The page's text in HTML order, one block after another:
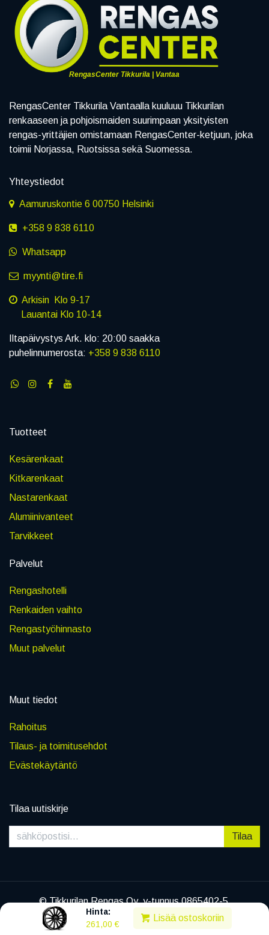
Hinta:
261,00 €
Lisää ostoskoriin
RengasCenter Tikkurila | Vantaa
RengasCenter Tikkurila Vantaalla kuuluuu Tikkurilan
renkaaseen ja pohjoismaiden suurimpaan yksityisten
rengas-yrittäjien omistamaan RengasCenter-ketjuun, joka
toimii Norjassa, Ruotsissa sekä Suomessa.
Yhteystiedot
Aamuruskontie 6 00750 Helsinki
+358 9 838 6110
Whatsapp
myynti@tire.fi
Arkisin Klo 9-17
Lauantai Klo 10-14
Iltapäivystys Ark. klo: 20:00 saakka
puhelinnumerosta: +358 9 838 6110
Tuotteet
Kesärenkaat
Kitkarenkaat
Nastarenkaat
Alumiinivanteet
Tarvikkeet
Palvelut
Rengashotelli
Renkaiden vaihto
Rengastyöhinnasto
Muut palvelut
Muut tiedot
Rahoitus
Tilaus- ja toimitusehdot
Evästekäytäntö
Tilaa uutiskirje
Tilaa
© Tikkurilan Rengas Oy, y-tunnus 0865402-5
|Tietosuojaseloste